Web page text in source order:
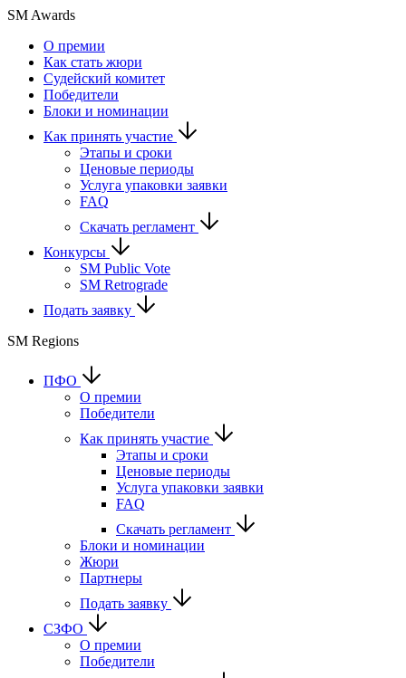
SM Awards
О премии
Как стать жюри
Судейский комитет
Победители
Блоки и номинации
Как принять участие
Этапы и сроки
Ценовые периоды
Услуга упаковки заявки
FAQ
Скачать регламент
Конкурсы
SM Public Vote
SM Retrograde
Подать заявку
SM Regions
ПФО
О премии
Победители
Как принять участие
Этапы и сроки
Ценовые периоды
Услуга упаковки заявки
FAQ
Скачать регламент
Блоки и номинации
Жюри
Партнеры
Подать заявку
СЗФО
О премии
Победители